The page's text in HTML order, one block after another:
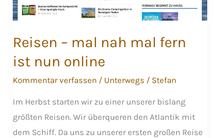
Reisen – mal nah mal fern
ist nun online
Kommentar verfassen / Unterwegs / Stefan
Im Herbst starten wir zu einer unserer bislang
größten Reisen. Wir überqueren den Atlantik mit
dem Schiff. Da uns zu unserer ersten großen Reise